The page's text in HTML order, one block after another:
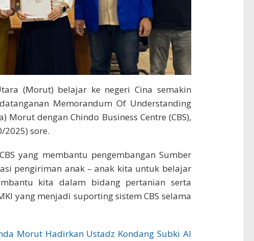
(Morut) belajar ke negeri Cina semakin
Memorandum Of Understanding
Morut dengan Chindo Business Centre (CBS),
sore.
yang membantu pengembangan Sumber
pengiriman anak – anak kita untuk belajar
kita dalam bidang pertanian serta
yang menjadi suporting sistem CBS selama
Morut Hadirkan Ustadz Kondang Subki Al